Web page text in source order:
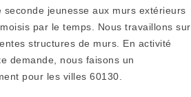
seconde jeunesse aux murs extérieurs
par le temps. Nous travaillons sur
structures de murs. En activité
demande, nous faisons un
pour les villes 60130.